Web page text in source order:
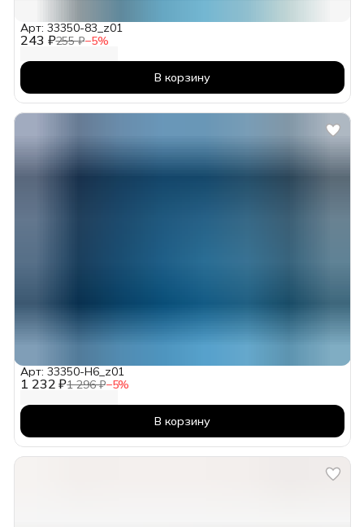
243 ₽255 ₽−5%
Арт: 33350-83_z01
В корзину
1 232 ₽1 296 ₽−5%
Арт: 33350-H6_z01
В корзину